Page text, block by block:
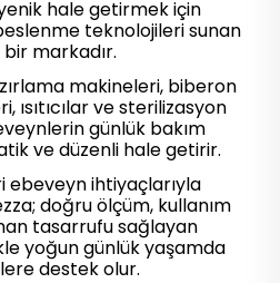
hale getirmek için
teknolojileri sunan
markadır.
makineleri, biberon
ısıtıcılar ve sterilizasyon
günlük bakım
ve düzenli hale getirir.
ebeveyn ihtiyaçlarıyla
doğru ölçüm, kullanım
tasarrufu sağlayan
yoğun günlük yaşamda
destek olur.